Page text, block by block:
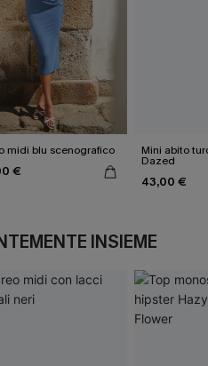
midi blu scenografico
€
Mini abito
Dazed
43,00 €
INSIEME